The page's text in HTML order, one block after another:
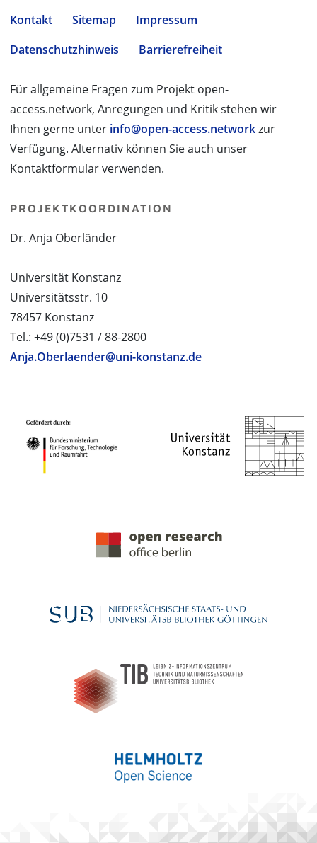
Kontakt Sitemap
Impressum
Datenschutzhinweis
Barrierefreiheit
Für allgemeine Fragen zum Projekt open-
access.network, Anregungen und Kritik stehen wir
Ihnen gerne unter info@open-access.networkzur
Verfügung. Alternativ können Sie auch unser
Kontaktformular verwenden.
PROJEKTKOORDINATION
Dr. Anja Oberländer
Universität Konstanz
Universitätsstr. 10
78457 Konstanz
Tel.: +49 (0)7531 / 88-2800
Anja.Oberlaender@uni-konstanz.de